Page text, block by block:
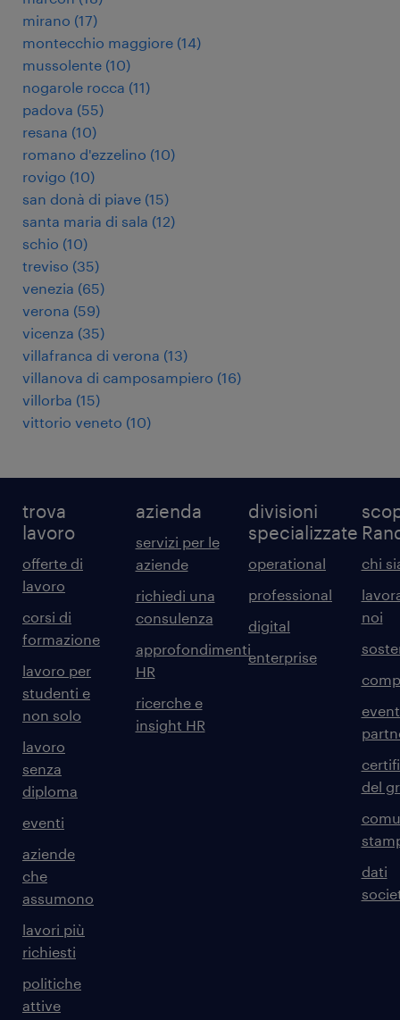
mirano (17)
montecchio maggiore (14)
mussolente (10)
nogarole rocca (11)
padova (55)
resana (10)
romano d'ezzelino (10)
rovigo (10)
san donà di piave (15)
santa maria di sala (12)
schio (10)
treviso (35)
venezia (65)
verona (59)
vicenza (35)
villafranca di verona (13)
villanova di camposampiero (16)
villorba (15)
vittorio veneto (10)
trova
lavoro
offerte di
lavoro
corsi di
formazione
lavoro per
studenti e
non solo
lavoro
senza
diploma
eventi
aziende
che
assumono
lavori più
richiesti
politiche
attive
azienda
servizi per le
aziende
richiedi una
consulenza
approfondimenti
HR
ricerche e
insight HR
divisioni
specializzate
operational
professional
digital
enterprise
chi
noi
del
dati